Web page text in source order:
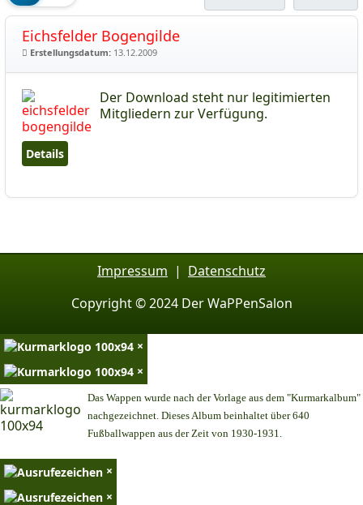
Eichsfelder Bogengilde
Erstellungsdatum: 13.12.2009
Der Download steht nur legitimierten
Mitgliedern zur Verfügung.
Details
Impressum | Datenschutz
Copyright © 2024 Der WaPPenSalon
×
×
Das Wappen wurde nach der Vorlage aus dem "Kurmarkalbum"
nachgezeichnet. Dieses Album beinhaltet über 640
Fußballwappen aus der Zeit von 1930-1931.
×
×